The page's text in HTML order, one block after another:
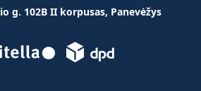
g. 102B II korpusas, Panevėžys